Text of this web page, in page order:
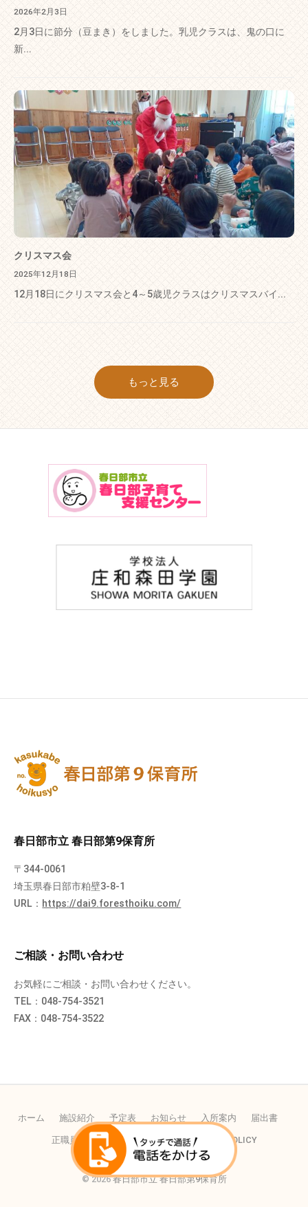
2026年2月3日
2月3日に節分（豆まき）をしました。乳児クラスは、鬼の口に
新...
クリスマス会
2025年12月18日
12月18日にクリスマス会と4～5歳児クラスはクリスマスバイ...
もっと見る
春日部市立 春日部第9保育所
〒344-0061
埼玉県春日部市粕壁3-8-1
URL： https://dai9.foresthoiku.com/
ご相談・お問い合わせ
お気軽にご相談・お問い合わせください。
TEL：048-754-3521
FAX：048-754-3522
ホーム 施設紹介 予定表 お知らせ 入所案内 届出書
正職員の採用 パートの採用 PRIVACY POLICY
© 2026春日部市立 春日部第9保育所